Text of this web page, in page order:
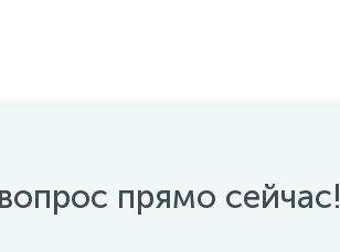
прямо сейчас!